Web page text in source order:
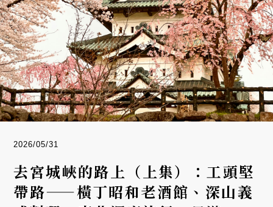
2026/05/31
去宮城峽的路上（上集）：工頭堅
帶路——橫丁昭和老酒館、深山義